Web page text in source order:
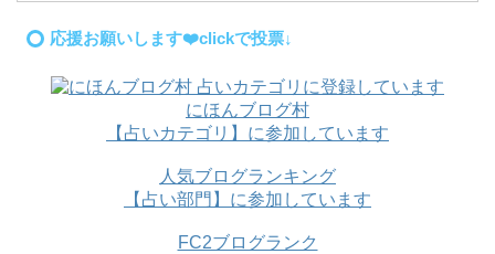
応援お願いします❤️clickで投票↓
にほんブログ村
【占いカテゴリ】に参加しています
人気ブログランキング
【占い部門】に参加しています
FC2ブログランク